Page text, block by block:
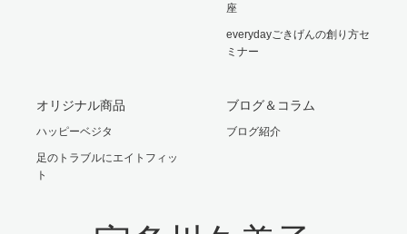
座
everydayごきげんの創り方セ
ミナー
オリジナル商品
ハッピーベジタ
足のトラブルにエイトフィッ
ト
ブログ＆コラム
ブログ紹介